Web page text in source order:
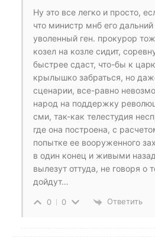
Ну это все легко и просто,
что министр мнб его
уволенный ген. прокурор
козел на козле сидит,
быстрее сдаст, что-бы к
крылышко забраться, но
сценарии, все-равно
народ на поддержку
сми, так-как телестудия
где она построена, с
попытке ее вооруженного
в один конец и живыми
вылезут оттуда, не говоря о
дойдут…
0 0 Ответить